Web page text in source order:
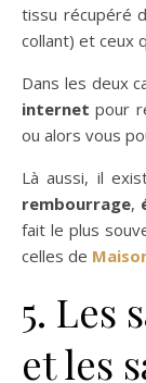
tissu récupéré
collant) et ceux
Dans les deux
internet pour
ou alors vous
Là aussi, il
rembourrage,
fait le plus
celles de
5. Les
et les